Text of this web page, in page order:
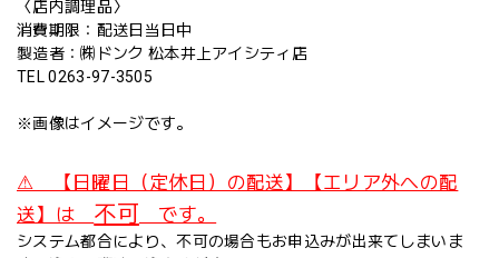
〈店内調理品〉
消費期限：配送日当日中
製造者：㈱ドンク 松本井上アイシティ店
TEL 0263-97-3505
※画像はイメージです。
⚠ 【日曜日（定休日）の配送】【エリア外への配
送】は 不可 です。
システム都合により、不可の場合もお申込みが出来てしまいま